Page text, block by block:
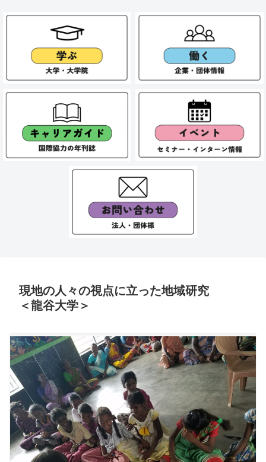
現地の人々の視点に立った地域研究
＜龍谷大学＞